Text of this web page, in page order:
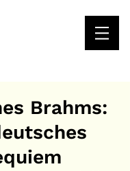
Brahms: